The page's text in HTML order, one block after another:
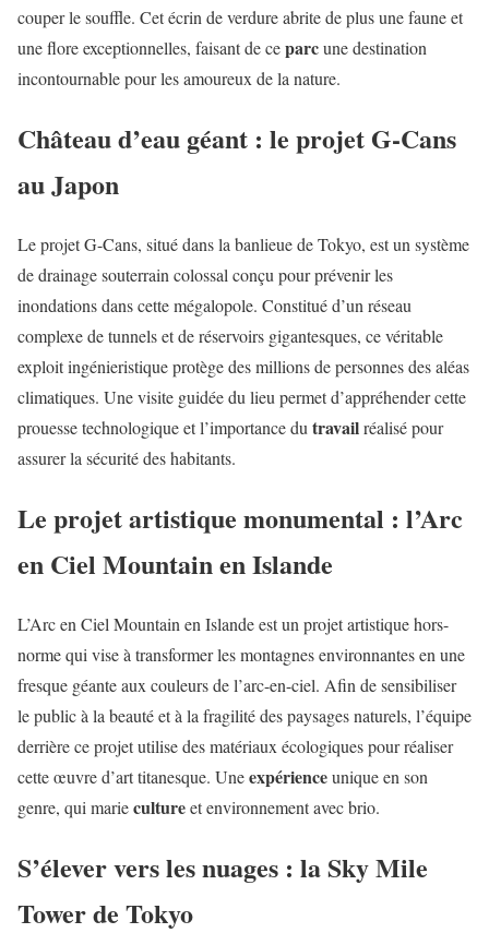
couper le souffle. Cet écrin de verdure abrite de plus une faune et
une flore exceptionnelles, faisant de ceparcune destination
incontournable pour les amoureux de la nature.
Château d’eau géant : le projet G-Cans
au Japon
Le projet G-Cans, situé dans la banlieue de Tokyo, est un système
de drainage souterrain colossal conçu pour prévenir les
inondations dans cette mégalopole. Constitué d’un réseau
complexe de tunnels et de réservoirs gigantesques, ce véritable
exploit ingénieristique protège des millions de personnes des aléas
climatiques. Une visite guidée du lieu permet d’appréhender cette
prouesse technologique et l’importance du travailréalisé pour
assurer la sécurité des habitants.
Le projet artistique monumental : l’Arc
en Ciel Mountain en Islande
L’Arc en Ciel Mountain en Islande est un projet artistique hors-
norme qui vise à transformer les montagnes environnantes en une
fresque géante aux couleurs de l’arc-en-ciel. Afin de sensibiliser
le public à la beauté et à la fragilité des paysages naturels, l’équipe
derrière ce projet utilise des matériaux écologiques pour réaliser
cette œuvre d’art titanesque. Uneexpérienceunique en son
genre, qui mariecultureet environnement avec brio.
S’élever vers les nuages : la Sky Mile
Tower de Tokyo